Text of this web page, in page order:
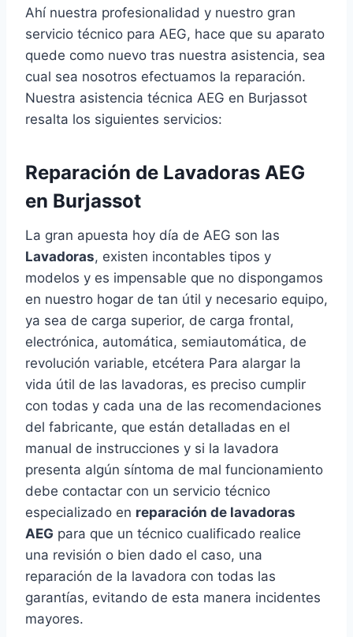
Ahí nuestra profesionalidad y nuestro gran
servicio técnico para AEG, hace que su aparato
quede como nuevo tras nuestra asistencia, sea
cual sea nosotros efectuamos la reparación.
Nuestra asistencia técnica AEG en Burjassot
resalta los siguientes servicios:
Reparación de Lavadoras AEG
en Burjassot
La gran apuesta hoy día de AEG son las
Lavadoras, existen incontables tipos y
modelos y es impensable que no dispongamos
en nuestro hogar de tan útil y necesario equipo,
ya sea de carga superior, de carga frontal,
electrónica, automática, semiautomática, de
revolución variable, etcétera Para alargar la
vida útil de las lavadoras, es preciso cumplir
con todas y cada una de las recomendaciones
del fabricante, que están detalladas en el
manual de instrucciones y si la lavadora
presenta algún síntoma de mal funcionamiento
debe contactar con un servicio técnico
especializado en reparación de lavadoras
AEG para que un técnico cualificado realice
una revisión o bien dado el caso, una
reparación de la lavadora con todas las
garantías, evitando de esta manera incidentes
mayores.